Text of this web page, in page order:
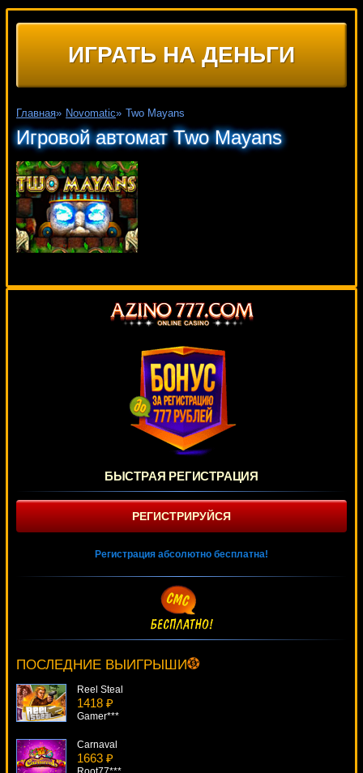
ИГРАТЬ НА ДЕНЬГИ
Главная» Novomatic» Two Mayans
Игровой автомат Two Mayans
БЫСТРАЯ РЕГИСТРАЦИЯ
РЕГИСТРИРУЙСЯ
Регистрация абсолютно бесплатна!
ПОСЛЕДНИЕ ВЫИГРЫШИ
DenisVS***
Reel Steal
1418 ₽
Gamer***
Carnaval
1663 ₽